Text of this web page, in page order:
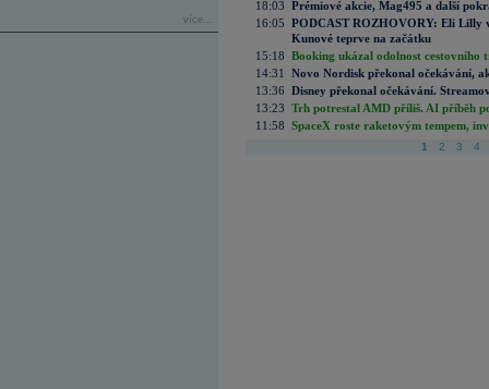
více...
18:03 Prémiové akcie, Mag495 a další
16:05 PODCAST ROZHOVORY: Eli Lilly
Kunové teprve na začátku
15:18 Booking ukázal odolnost cestovního
14:31
Novo Nordisk překonal očekávání,
13:36 Disney překonal očekávání.
13:23 Trh potrestal AMD příliš. AI příběh
11:58 SpaceX roste raketovým tempem,
1 2 3 4